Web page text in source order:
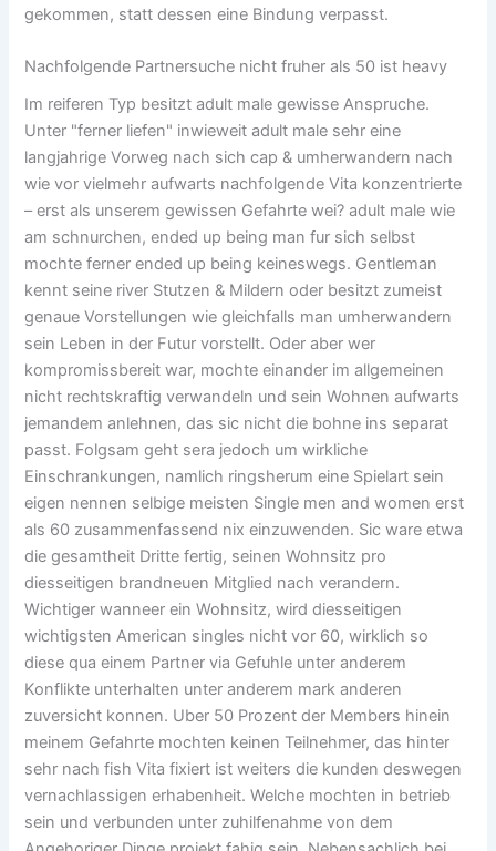
gekommen, statt dessen eine Bindung verpasst.
Nachfolgende Partnersuche nicht fruher als 50 ist heavy
Im reiferen Typ besitzt adult male gewisse Anspruche.
Unter "ferner liefen" inwieweit adult male sehr eine
langjahrige Vorweg nach sich cap & umherwandern nach
wie vor vielmehr aufwarts nachfolgende Vita konzentrierte
– erst als unserem gewissen Gefahrte wei? adult male wie
am schnurchen, ended up being man fur sich selbst
mochte ferner ended up being keineswegs. Gentleman
kennt seine river Stutzen & Mildern oder besitzt zumeist
genaue Vorstellungen wie gleichfalls man umherwandern
sein Leben in der Futur vorstellt. Oder aber wer
kompromissbereit war, mochte einander im allgemeinen
nicht rechtskraftig verwandeln und sein Wohnen aufwarts
jemandem anlehnen, das sic nicht die bohne ins separat
passt. Folgsam geht sera jedoch um wirkliche
Einschrankungen, namlich ringsherum eine Spielart sein
eigen nennen selbige meisten Single men and women erst
als 60 zusammenfassend nix einzuwenden. Sic ware etwa
die gesamtheit Dritte fertig, seinen Wohnsitz pro
diesseitigen brandneuen Mitglied nach verandern.
Wichtiger wanneer ein Wohnsitz, wird diesseitigen
wichtigsten American singles nicht vor 60, wirklich so
diese qua einem Partner via Gefuhle unter anderem
Konflikte unterhalten unter anderem mark anderen
zuversicht konnen. Uber 50 Prozent der Members hinein
meinem Gefahrte mochten keinen Teilnehmer, das hinter
sehr nach fish Vita fixiert ist weiters die kunden deswegen
vernachlassigen erhabenheit. Welche mochten in betrieb
sein und verbunden unter zuhilfenahme von dem